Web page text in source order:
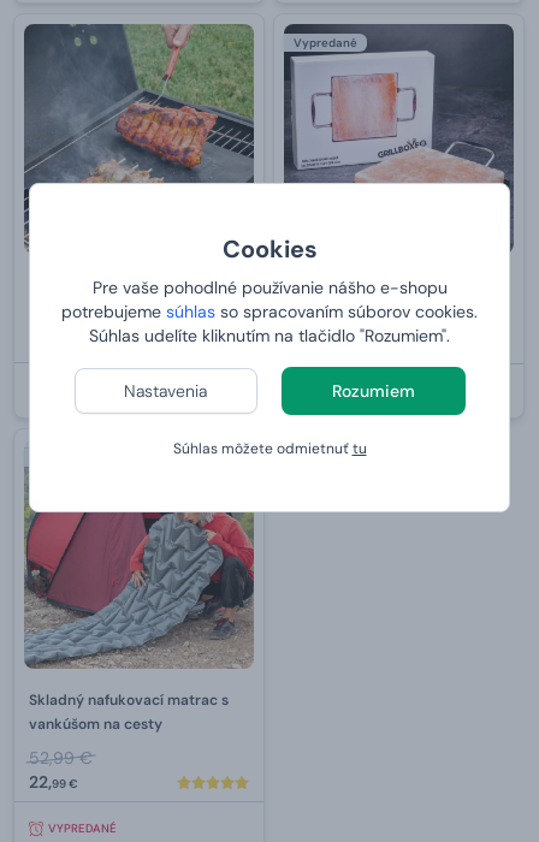
Cookies
Pre vaše pohodlné používanie nášho e-shopu
potrebujeme súhlas so spracovaním súborov cookies.
Súhlas udelíte kliknutím na tlačidlo "Rozumiem".
Nastavenia Rozumiem
Súhlas môžete odmietnuťtu
Podložka na pečenie zo
skleneného vlákna 2 ks
11.8.2026
Vypredané
Grilovacia soľná doska
od31,99 €
VYPREDANÉ
Skladný nafukovací matrac s
vankúšom na cesty
52,99 €
22,99 €
VYPREDANÉ